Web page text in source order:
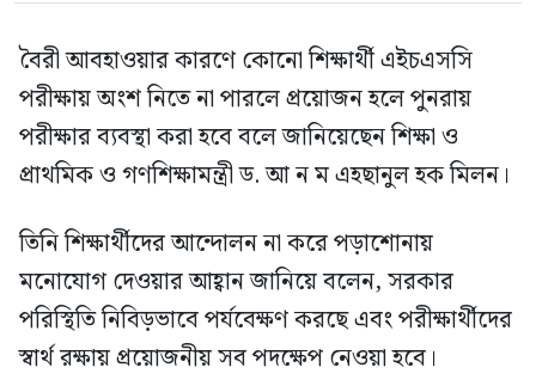
বৈরী আবহাওয়ার কারণে কোনো শিক্ষার্থী এইচএসসি
পরীক্ষায় অংশ নিতে না পারলে প্রয়োজন হলে পুনরায়
পরীক্ষার ব্যবস্থা করা হবে বলে জানিয়েছেন শিক্ষা ও
প্রাথমিক ও গণশিক্ষামন্ত্রী ড. আ ন ম এহছানুল হক মিলন।
তিনি শিক্ষার্থীদের আন্দোলন না করে পড়াশোনায়
মনোযোগ দেওয়ার আহ্বান জানিয়ে বলেন, সরকার
পরিস্থিতি নিবিড়ভাবে পর্যবেক্ষণ করছে এবং পরীক্ষার্থীদের
স্বার্থ রক্ষায় প্রয়োজনীয় সব পদক্ষেপ নেওয়া হবে।